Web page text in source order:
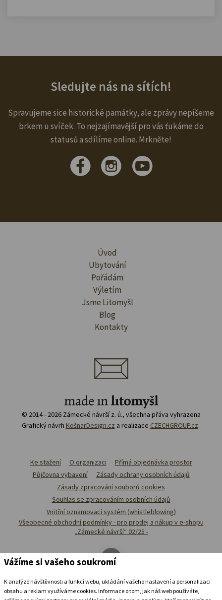
Sledujte nás na sítích!
Spravujeme sice historické památky, ale zprávy nepíšeme
brkem u svíček. To nejzajímavější pro vás ťukáme do
statusů a sdílíme online. Mrkněte!
Úvod
Ubytování
Pořádám
Výletím
Jsme Litomyšl
Blog
Kontakty
© 2014 - 2026 Zámecké návrší z. ú., všechna přáva vyhrazena
Grafický návrh KošnarDesign.cz a realizace CZECHGROUP.cz
Ke stažení O organizaci
Přímá objednávka prostor
Půjčovna vybavení
Zásady ochrany osobních údajů
Zásady zpracování souborů cookies
Souhlas se zpracováním osobních údajů
Vnitřní oznamovací systém (whistleblowing)
Všeobecné obchodní podmínky - pro prodej a nákup v e-shopu
„Zámecké návrší“ 02/25 -
Vážíme si vašeho soukromí
K analýze návštěvnosti a funkcí webu, ukládání vašeho nastavení a personalizaci
obsahu a reklam využíváme cookies. Informace o tom, jak náš web používáte,